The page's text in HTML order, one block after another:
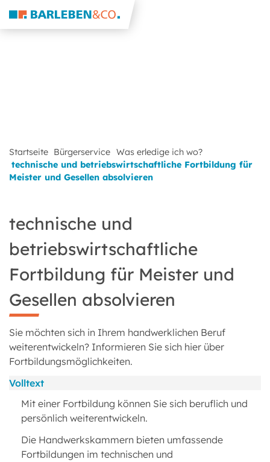
Startseite Bürgerservice Was erledige ich wo?
technische und betriebswirtschaftliche Fortbildung für
Meister und Gesellen absolvieren
technische und
betriebswirtschaftliche
Fortbildung für Meister und
Gesellen absolvieren
Sie möchten sich in Ihrem handwerklichen Beruf
weiterentwickeln? Informieren Sie sich hier über
Fortbildungsmöglichkeiten.
Volltext
Mit einer Fortbildung können Sie sich beruflich und
persönlich weiterentwickeln.
Die Handwerkskammern bieten umfassende
Fortbildungen im technischen und